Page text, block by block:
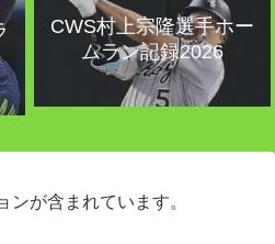
CWS村上宗隆選手ホー
ムラン記録2026
ンが含まれています。